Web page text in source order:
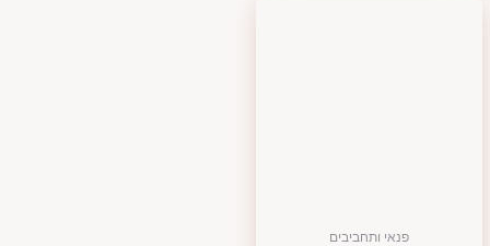
פנאי ותחביבים